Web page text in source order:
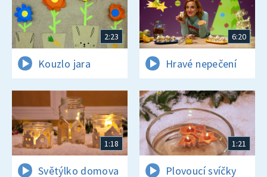
2:23
Kouzlo jara
6:20
Hravé nepečení
1:18
Světýlko domova
1:21
Plovoucí svíčky